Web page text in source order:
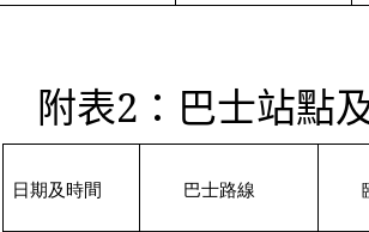
附表2 ：巴士站點
日期及時間 巴士路線